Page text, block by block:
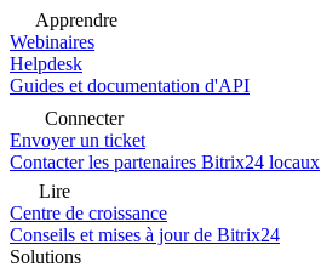
Apprendre
Webinaires
Helpdesk
Guides et documentation d'API
Connecter
Envoyer un ticket
Contacter les partenaires Bitrix24 locaux
Lire
Centre de croissance
Conseils et mises à jour de Bitrix24
Solutions